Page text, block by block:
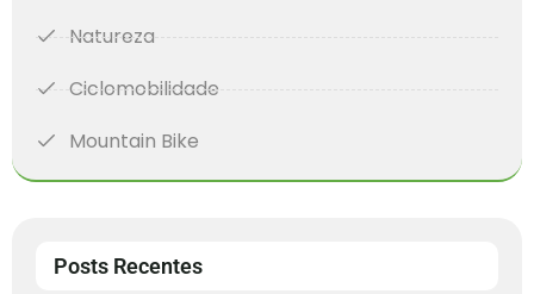
Natureza
Ciclomobilidade
Mountain Bike
Posts Recentes